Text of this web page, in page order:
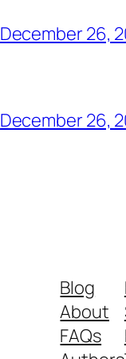
December 26,
December 26,
Blog
About
FAQs